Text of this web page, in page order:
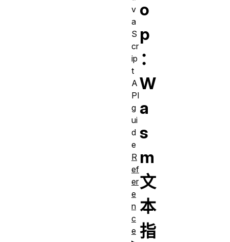
o
p
：
W
a
s
m
文
本
指
v
a
S
cr
ip
t
A
PI
g
ui
d
e
R
ef
er
e
n
c
e